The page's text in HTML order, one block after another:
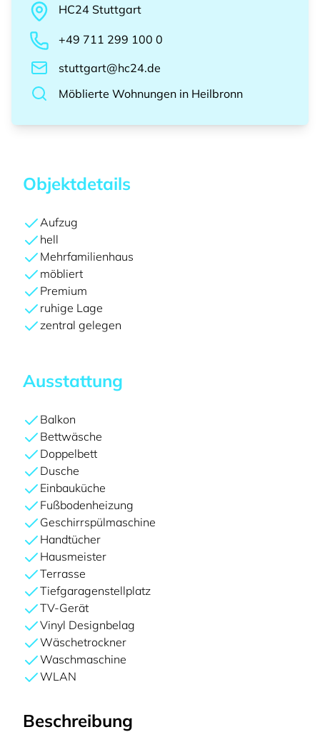
HC24 Stuttgart
+49 711 299 100 0
stuttgart@hc24.de
Möblierte Wohnungen in Heilbronn
Objektdetails
Aufzug
hell
Mehrfamilienhaus
möbliert
Premium
ruhige Lage
zentral gelegen
Ausstattung
Balkon
Bettwäsche
Doppelbett
Dusche
Einbauküche
Fußbodenheizung
Geschirrspülmaschine
Handtücher
Hausmeister
Terrasse
Tiefgaragenstellplatz
TV-Gerät
Vinyl Designbelag
Wäschetrockner
Waschmaschine
WLAN
Beschreibung